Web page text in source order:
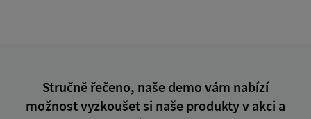
Stručně řečeno, naše demo vám nabízí
možnost vyzkoušet si naše produkty v akci a